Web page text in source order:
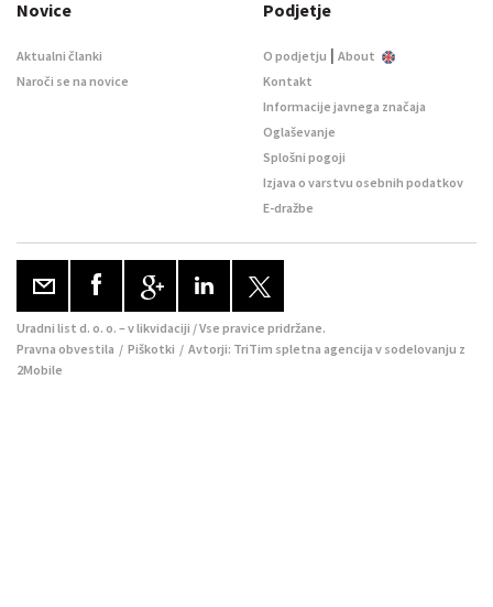
Novice
Aktualni članki
Naroči se na novice
Podjetje
O podjetju | About
Kontakt
Informacije javnega značaja
Oglaševanje
Splošni pogoji
Izjava o varstvu osebnih podatkov
E-dražbe
Uradni list d. o. o. – v likvidaciji / Vse pravice pridržane.
Pravna obvestila / Piškotki / Avtorji: TriTim spletna agencija v sodelovanju z
2Mobile